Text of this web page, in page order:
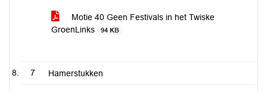
Motie 40 Geen Festivals in het Twiske
GroenLinks
94 KB
7 Hamerstukken